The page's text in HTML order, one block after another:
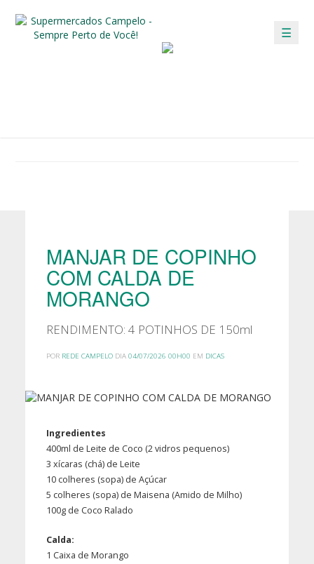
☰
MANJAR DE COPINHO
COM CALDA DE
MORANGO
RENDIMENTO: 4 POTINHOS DE 150ml
POR REDE CAMPELODIA 04/07/2026 00H00 EM DICAS
Ingredientes
400ml de Leite de Coco (2 vidros pequenos)
3 xícaras (chá) de Leite
10 colheres (sopa) de Açúcar
5 colheres (sopa) de Maisena (Amido de Milho)
100g de Coco Ralado
Calda:
1 Caixa de Morango